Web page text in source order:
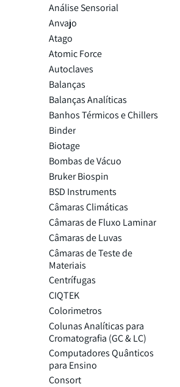
Análise Sensorial
Anvajo
Atago
Atomic Force
Autoclaves
Balanças
Balanças Analíticas
Banhos Térmicos e Chillers
Binder
Biotage
Bombas de Vácuo
Bruker Biospin
BSD Instruments
Câmaras Climáticas
Câmaras de Fluxo Laminar
Câmaras de Luvas
Câmaras de Teste de
Materiais
Centrífugas
CIQTEK
Colorimetros
Colunas Analíticas para
Cromatografia (GC & LC)
Computadores Quânticos
para Ensino
Consort